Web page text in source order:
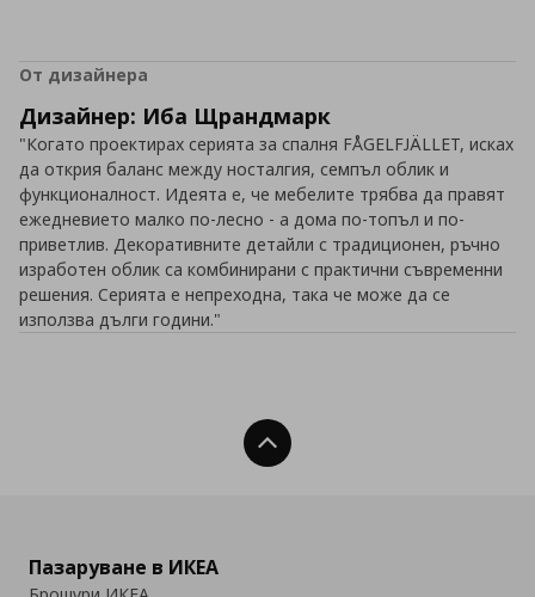
От дизайнера
Дизайнер: Иба Щрандмарк
"Когато проектирах серията за спалня FÅGELFJÄLLET, исках
да открия баланс между носталгия, семпъл облик и
функционалност. Идеята е, че мебелите трябва да правят
ежедневието малко по-лесно - а дома по-топъл и по-
приветлив. Декоративните детайли с традиционен, ръчно
изработен облик са комбинирани с практични съвременни
решения. Серията е непреходна, така че може да се
използва дълги години."
Нагоре
Пазаруване в ИКЕА